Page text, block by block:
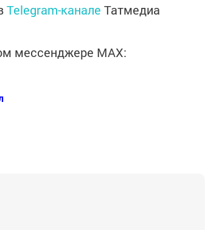
Telegram-канале Татмедиа
мессенджере MАХ: